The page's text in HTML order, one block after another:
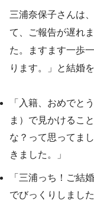
三浦奈保子さんは
て、ご報告が遅れ
た。ますます一歩
ります。」と結婚を
「入籍、おめでと
ま）で見かけるこ
な？って思ってま
きました。」
「三浦っち！ご結
でびっくりしまし